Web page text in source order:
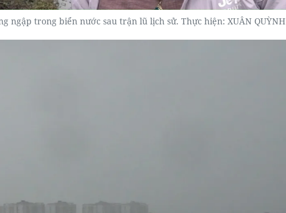
ngập trong biển nước sau trận lũ lịch sử. Thực hiện: XUÂN QUỲNH